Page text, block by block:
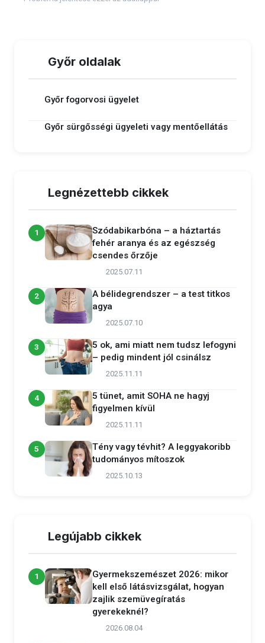
Győr oldalak
Győr fogorvosi ügyelet
Győr sürgősségi ügyeleti vagy mentőellátás
Legnézettebb cikkek
1
Szódabikarbóna – a háztartás
fehér aranya és az egészség
csendes őrzője
2025.07.11
2
A bélidegrendszer – a test titkos
agya
2025.07.10
3
5 ok, ami miatt nem tudsz lefogyni
– pedig mindent jól csinálsz
2025.11.11
4
5 tünet, amit SOHA ne hagyj
figyelmen kívül
2025.11.11
5
Tény vagy tévhit? A leggyakoribb
tudományos mítoszok
2025.10.13
Legújabb cikkek
1
Gyermekszemészet 2026: mikor
kell első látásvizsgálat, hogyan
zajlik szemüvegíratás
gyerekeknél?
2026.08.04